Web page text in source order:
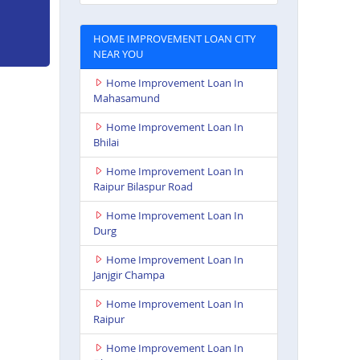
HOME IMPROVEMENT LOAN CITY
NEAR YOU
Home Improvement Loan In
Mahasamund
Home Improvement Loan In
Bhilai
Home Improvement Loan In
Raipur Bilaspur Road
Home Improvement Loan In
Durg
Home Improvement Loan In
Janjgir Champa
Home Improvement Loan In
Raipur
Home Improvement Loan In